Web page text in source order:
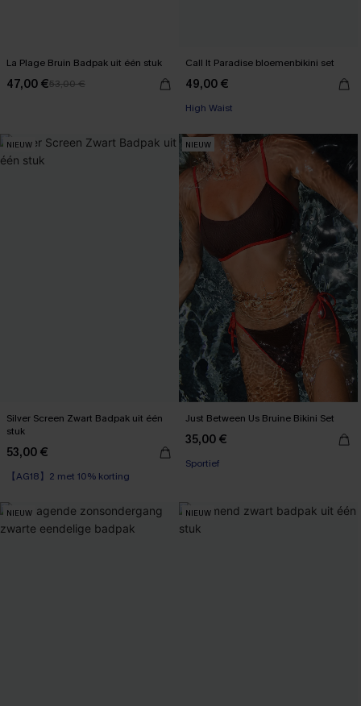
La Plage Bruin Badpak uit één stuk
47,00 €53,00 €
Call It Paradise bloemenbikini set
49,00 €
High Waist
NIEUW
Silver Screen Zwart Badpak uit één
stuk
53,00 €
【AG18】2 met 10% korting
NIEUW
Just Between Us Bruine Bikini Set
35,00 €
Sportief
NIEUW NIEUW